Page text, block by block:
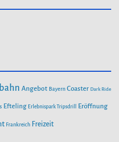
FUNPARK
LAND GEISELWIND SORGT
Angebot Bayern Coaster Dark Ride
Efteling Erlebnispark Tripsdrill Eröffnung
Frankreich Freizeit